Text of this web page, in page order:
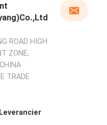
ROAD HIGH
ZONE,
TRADE